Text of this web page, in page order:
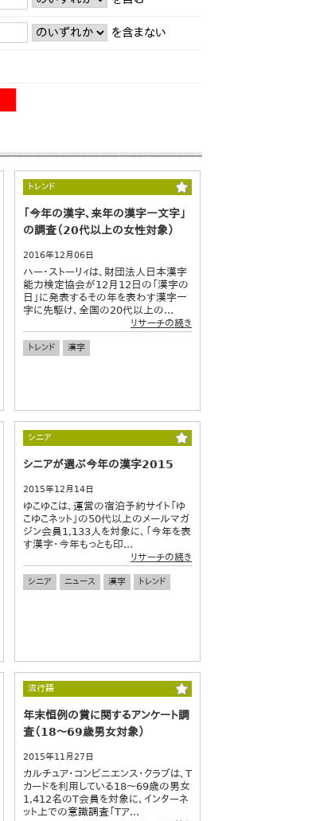
を含まない
トレンド
「今年の漢字、来年の漢字一文字」
の調査（20代以上の女性対象）
2016年12月06日
ハー・ストーリィは、財団法人日本漢字
能力検定協会が12月12日の「漢字の
日」に発表するその年を表わす漢字一
字に先駆け、全国の20代以上の...
リサーチの続き
トレンド 漢字
シニア
シニアが選ぶ今年の漢字2015
2015年12月14日
ゆこゆこは、運営の宿泊予約サイト「ゆ
こゆこネット」の50代以上のメールマガ
ジン会員1,133人を対象に、「今年を表
す漢字・今年もっとも印...
リサーチの続き
シニア ニュース 漢字 トレンド
流行語
年末恒例の賞に関するアンケート調
査（18～69歳男女対象）
2015年11月27日
カルチュア・コンビニエンス・クラブは、T
カードを利用している18～69歳の男女
1,412名のT会員を対象に、インターネ
ット上での意識調査「Tア...